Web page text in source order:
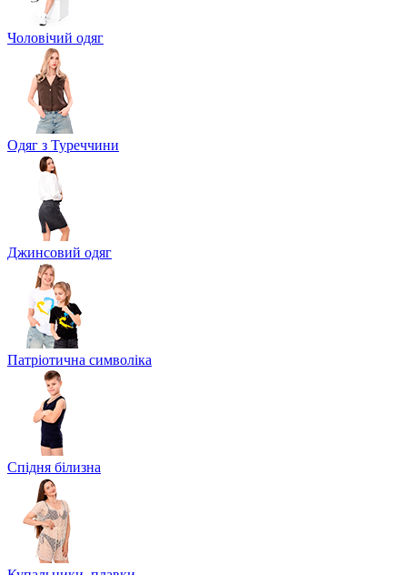
Чоловічий одяг
Одяг з Туреччини
Джинсовий одяг
Патріотична символіка
Спідня білизна